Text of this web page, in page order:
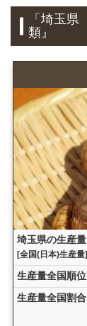
「埼玉
類』
埼玉県の生産量
[全国(日本)生産量]
生産量全国順位
生産量全国割合